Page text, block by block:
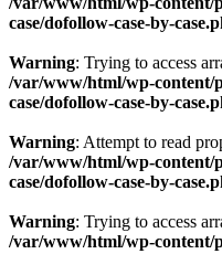
case/dofollow-case-by-
Warning: Trying to access
/var/www/html/wp-content/
case/dofollow-case-by-
Warning: Attempt to read
/var/www/html/wp-content/
case/dofollow-case-by-
Warning: Trying to access
/var/www/html/wp-content/